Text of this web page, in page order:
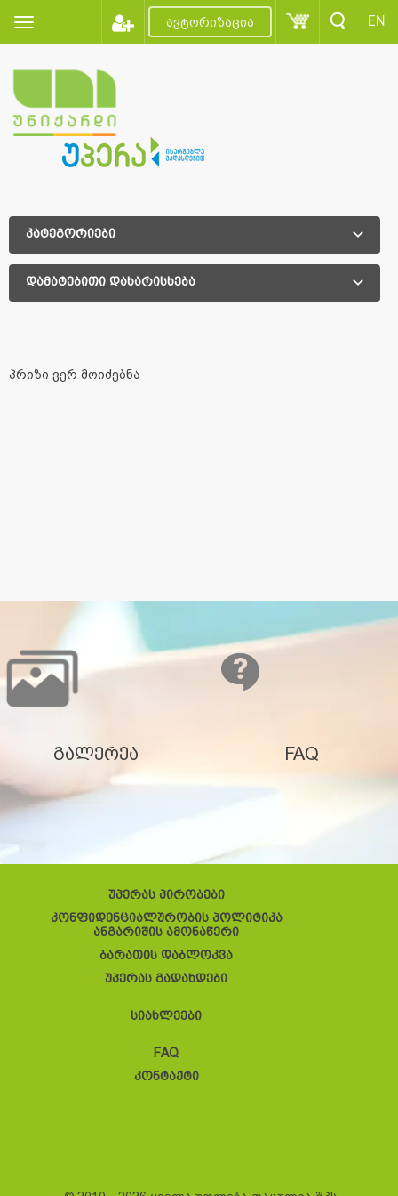
ავტორიზაცია EN
კატეგორიები
დამატებითი დახარისხება
პრიზი ვერ მოიძებნა
გალერეა FAQ
უპერას პირობები
კონფიდენციალურობის პოლიტიკა
ანგარიშის ამონაწერი
ბარათის დაბლოკვა
უპერას გადახდები
სიახლეები
FAQ
კონტაქტი